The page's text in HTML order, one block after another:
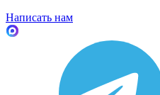
Написать нам